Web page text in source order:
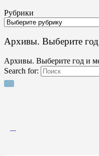
Рубрики
Архивы. Выберите
Архивы. Выберите год и
Search for: